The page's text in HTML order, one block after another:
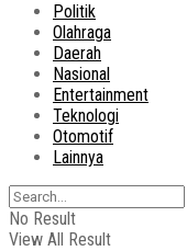
Politik
Olahraga
Daerah
Nasional
Entertainment
Teknologi
Otomotif
Lainnya
No Result
View All Result